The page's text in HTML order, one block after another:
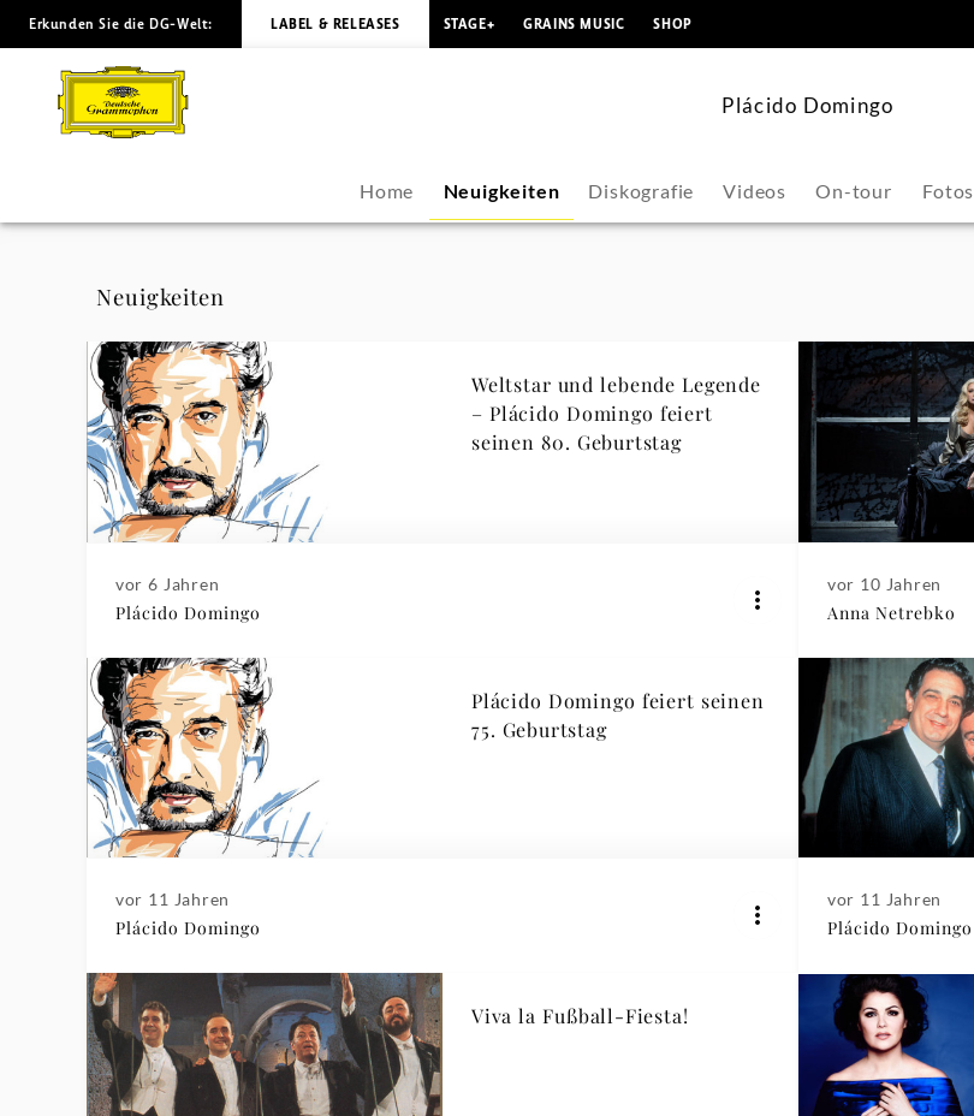
Plácido
Domingo
Neuigkeiten
Deutsche
Grammophon
Erkunden Sie die DG-Welt: LABEL & RELEASES STAGE+ GRAINS MUSIC SHOP
Plácido Domingo
Home Neuigkeiten Diskografie Videos On-tour Fotos
Neuigkeiten
Weltstar und lebende Legende
– Plácido Domingo feiert
seinen 80. Geburtstag
vor 6 Jahren
Plácido Domingo
vor 10 Jahren
Anna Netrebko
Plácido Domingo feiert seinen
75. Geburtstag
vor 11 Jahren
Plácido Domingo
vor 11 Jahren
Plácido Domingo
Viva la Fußball-Fiesta!